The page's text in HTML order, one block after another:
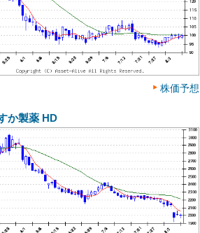
株価予想
か製薬 HD